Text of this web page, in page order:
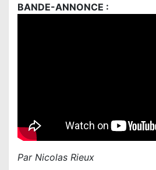
BANDE-ANNONCE :
Par Nicolas Rieux